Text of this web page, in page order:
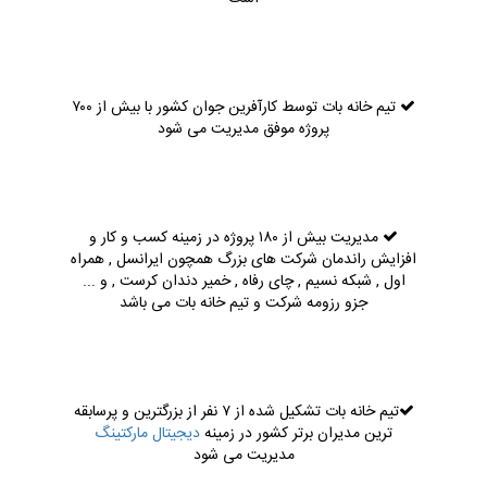
تیم خانه بات توسط کارآفرین جوان کشور با بیش از ۷۰۰
پروژه موفق مدیریت می شود
مدیریت بیش از ۱۸۰ پروژه در زمینه کسب و کار و
افزایش راندمان شرکت های بزرگ همچون ایرانسل , همراه
اول , شبکه نسیم , چای رفاه , خمیر دندان کرست , و ...
جزو رزومه شرکت و تیم خانه بات می باشد
تیم خانه بات تشکیل شده از ۷ نفر از بزرگترین و پرسابقه
ترین مدیران برتر کشور در زمینهدیجیتال مارکتینگ
مدیریت می شود